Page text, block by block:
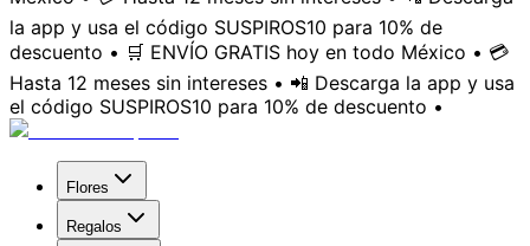
la app y usa el código SUSPIROS10 para 10% de
descuento • 🛒 ENVÍO GRATIS hoy en todo México • 💳
Hasta 12 meses sin intereses • 📲 Descarga la app y usa
el código SUSPIROS10 para 10% de descuento •
Flores
Regalos